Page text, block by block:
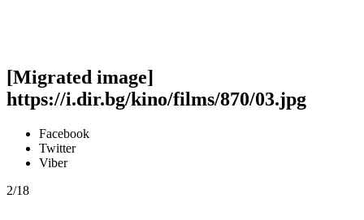
[Migrated image]
https://i.dir.bg/kino/films/870/03.jpg
Facebook
Twitter
Viber
2/18